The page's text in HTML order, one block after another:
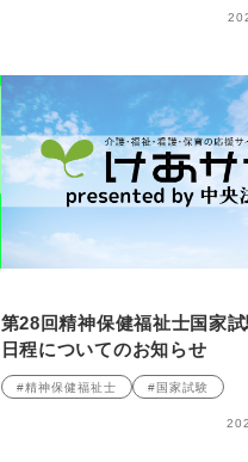
第28回精神保健福祉士国家
日程についてのお知らせ
#精神保健福祉士 #国家試験